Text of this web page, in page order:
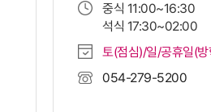
중식 11:00~16:30
석식 17:30~02:00
토(점심)/일/공휴일(
054-279-5200